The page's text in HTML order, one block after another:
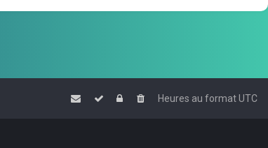
Heures au formatUTC